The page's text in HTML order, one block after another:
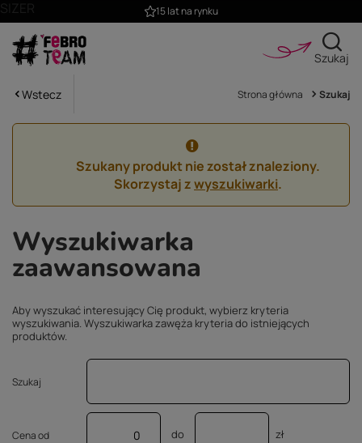
15 lat na rynku
Szukaj
Wstecz Strona główna Szukaj
Szukany produkt nie został znaleziony.
Skorzystaj zwyszukiwarki.
Wyszukiwarka
zaawansowana
Aby wyszukać interesujący Cię produkt, wybierz kryteria
wyszukiwania. Wyszukiwarka zawęża kryteria do istniejących
produktów.
Szukaj
Cena od do zł